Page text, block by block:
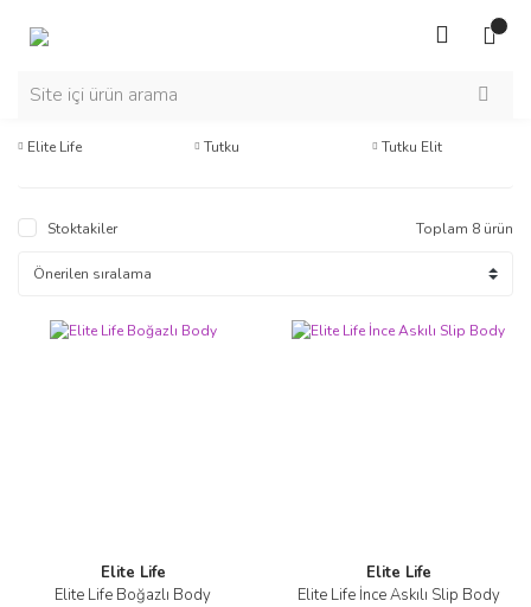
Elite Life Tutku Tutku Elit
Stoktakiler Toplam 8 ürün
Elite Life
Elite Life Boğazlı Body
Elite Life
Elite Life İnce Askılı Slip Body